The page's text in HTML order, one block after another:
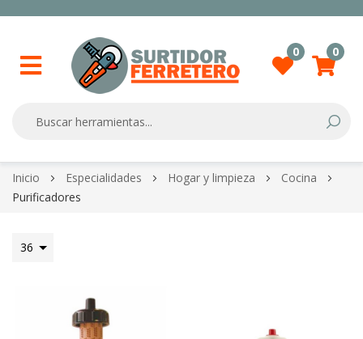
0 0
Skip
to
Inicio Especialidades Hogar y limpieza
Cocina
Purificadores